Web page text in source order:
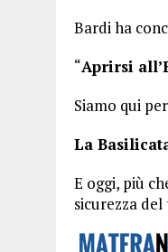
Bardi ha
“Aprirsi
Siamo qui
La
E oggi, più
sicurezza